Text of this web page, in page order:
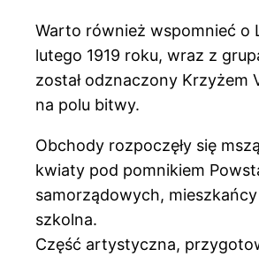
Warto również wspomnieć o
lutego 1919 roku, wraz z
został odznaczony
na polu bitwy.
Obchody rozpoczęły się
kwiaty pod pomnikiem
samorządowych,
szkolna.
Część artystyczna,